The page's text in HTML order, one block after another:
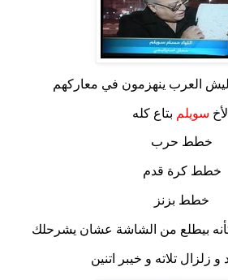
ليش العرب ينهزمون في معاركهم
الأخ سويلم بتاع كله
خطط حرب
خطط كرة قدم
خطط بزنز
بيطلع من الشاشة عشان يشرحلك
زلزال تلاته و خيبر اتنين